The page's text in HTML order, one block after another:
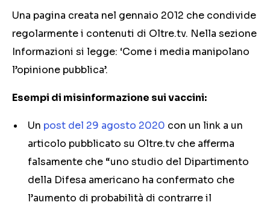
Una pagina creata nel gennaio 2012 che condivide
regolarmente i contenuti di Oltre.tv. Nella sezione
Informazioni si legge: ‘Come i media manipolano
l’opinione pubblica’.
Esempi di misinformazione sui vaccini:
Un post del 29 agosto 2020 con un link a un
articolo pubblicato su Oltre.tv che afferma
falsamente che “uno studio del Dipartimento
della Difesa americano ha confermato che
l’aumento di probabilità di contrarre il